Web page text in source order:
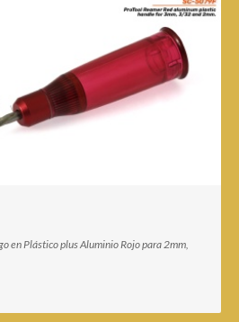
en Plástico plus Aluminio Rojo para 2mm,